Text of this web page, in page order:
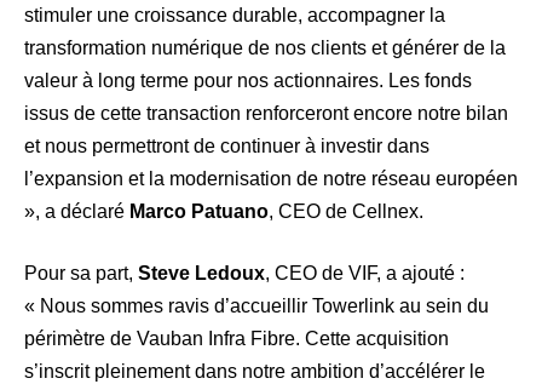
stimuler une croissance durable, accompagner la
transformation numérique de nos clients et générer de la
valeur à long terme pour nos actionnaires. Les fonds
issus de cette transaction renforceront encore notre bilan
et nous permettront de continuer à investir dans
l’expansion et la modernisation de notre réseau européen
», a déclaré Marco Patuano, CEO de Cellnex.
Pour sa part, Steve Ledoux, CEO de VIF, a ajouté :
« Nous sommes ravis d’accueillir Towerlink au sein du
périmètre de Vauban Infra Fibre. Cette acquisition
s’inscrit pleinement dans notre ambition d’accélérer le